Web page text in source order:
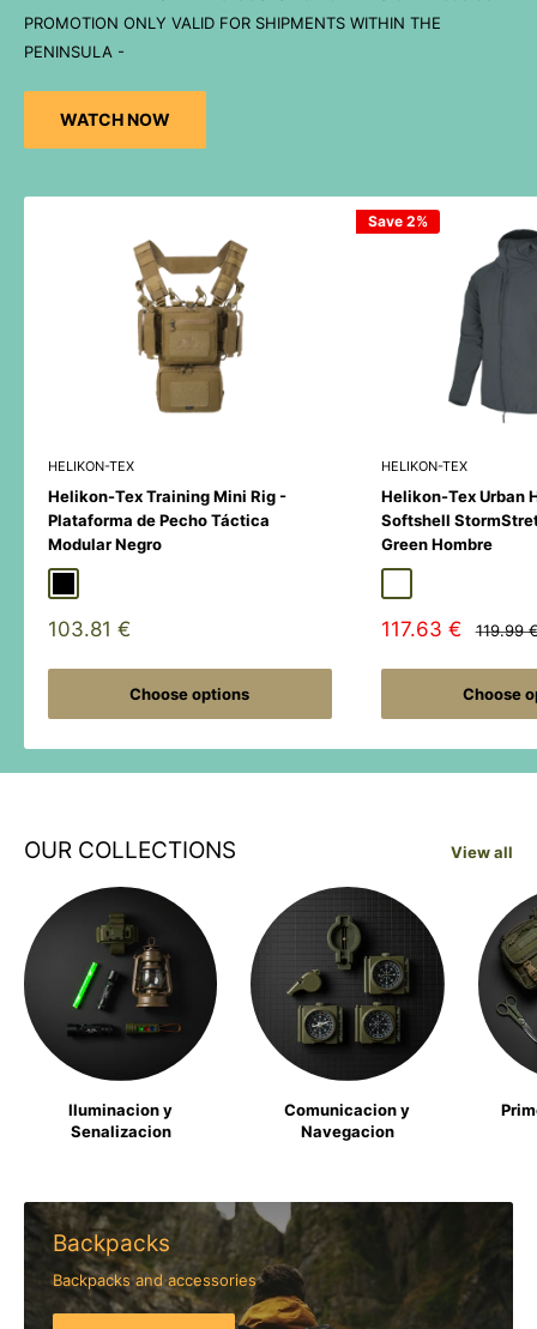
PROMOTION ONLY VALID FOR SHIPMENTS WITHIN THE
PENINSULA -
WATCH NOW
HELIKON-TEX
Helikon-Tex Training Mini Rig -
Plataforma de Pecho Táctica
Modular Negro
Sale
103.81 €
Choose options
Save 2%
HELIKON-TEX
Helikon-Tex Urban
Softshell
Green Hombre
Sale
117.63 €
Regular
119.99
Choose
OUR COLLECTIONS View all
Iluminacion y
Senalizacion
Comunicacion y
Navegacion
Backpacks
Backpacks and accessories